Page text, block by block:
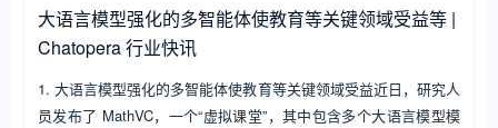
大语言模型强化的多智能体使教育等关键领域受益等 |
Chatopera 行业快讯
1. 大语言模型强化的多智能体使教育等关键领域受益近日，研究人
员发布了 MathVC，一个“虚拟课堂”，其中包含多个大语言模型模